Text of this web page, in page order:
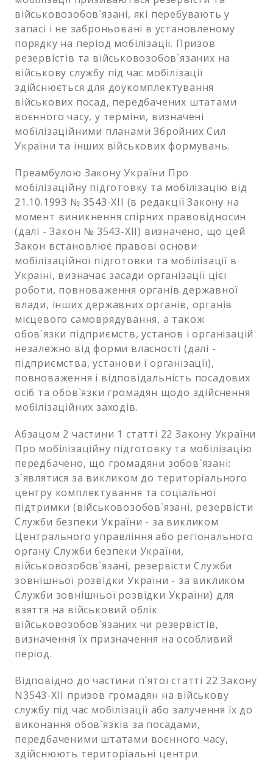
військовозобов`язані, які перебувають у
запасі і не заброньовані в установленому
порядку на період мобілізації. Призов
резервістів та військовозобов`язаних на
військову службу під час мобілізації
здійснюється для доукомплектування
військових посад, передбачених штатами
воєнного часу, у терміни, визначені
мобілізаційними планами Збройних Сил
України та інших військових формувань.
Преамбулою Закону України Про
мобілізаційну підготовку та мобілізацію від
21.10.1993 № 3543-XII (в редакції Закону на
момент виникнення спірних правовідносин
(далі - Закон № 3543-XII) визначено, що цей
Закон встановлює правові основи
мобілізаційної підготовки та мобілізації в
Україні, визначає засади організації цієї
роботи, повноваження органів державної
влади, інших державних органів, органів
місцевого самоврядування, а також
обов`язки підприємств, установ і організацій
незалежно від форми власності (далі -
підприємства, установи і організації),
повноваження і відповідальність посадових
осіб та обов`язки громадян щодо здійснення
мобілізаційних заходів.
Абзацом 2 частини 1 статті 22 Закону України
Про мобілізаційну підготовку та мобілізацію
передбачено, що громадяни зобов`язані:
з`являтися за викликом до територіального
центру комплектування та соціальної
підтримки (військовозобов`язані, резервісти
Служби безпеки України - за викликом
Центрального управління або регіонального
органу Служби безпеки України,
військовозобов`язані, резервісти Служби
зовнішньої розвідки України - за викликом
Служби зовнішньої розвідки України) для
взяття на військовий облік
військовозобов`язаних чи резервістів,
визначення їх призначення на особливий
період.
Відповідно до частини п`ятої статті 22 Закону
N3543-XII призов громадян на військову
службу під час мобілізації або залучення їх до
виконання обов`язків за посадами,
передбаченими штатами воєнного часу,
здійснюють територіальні центри